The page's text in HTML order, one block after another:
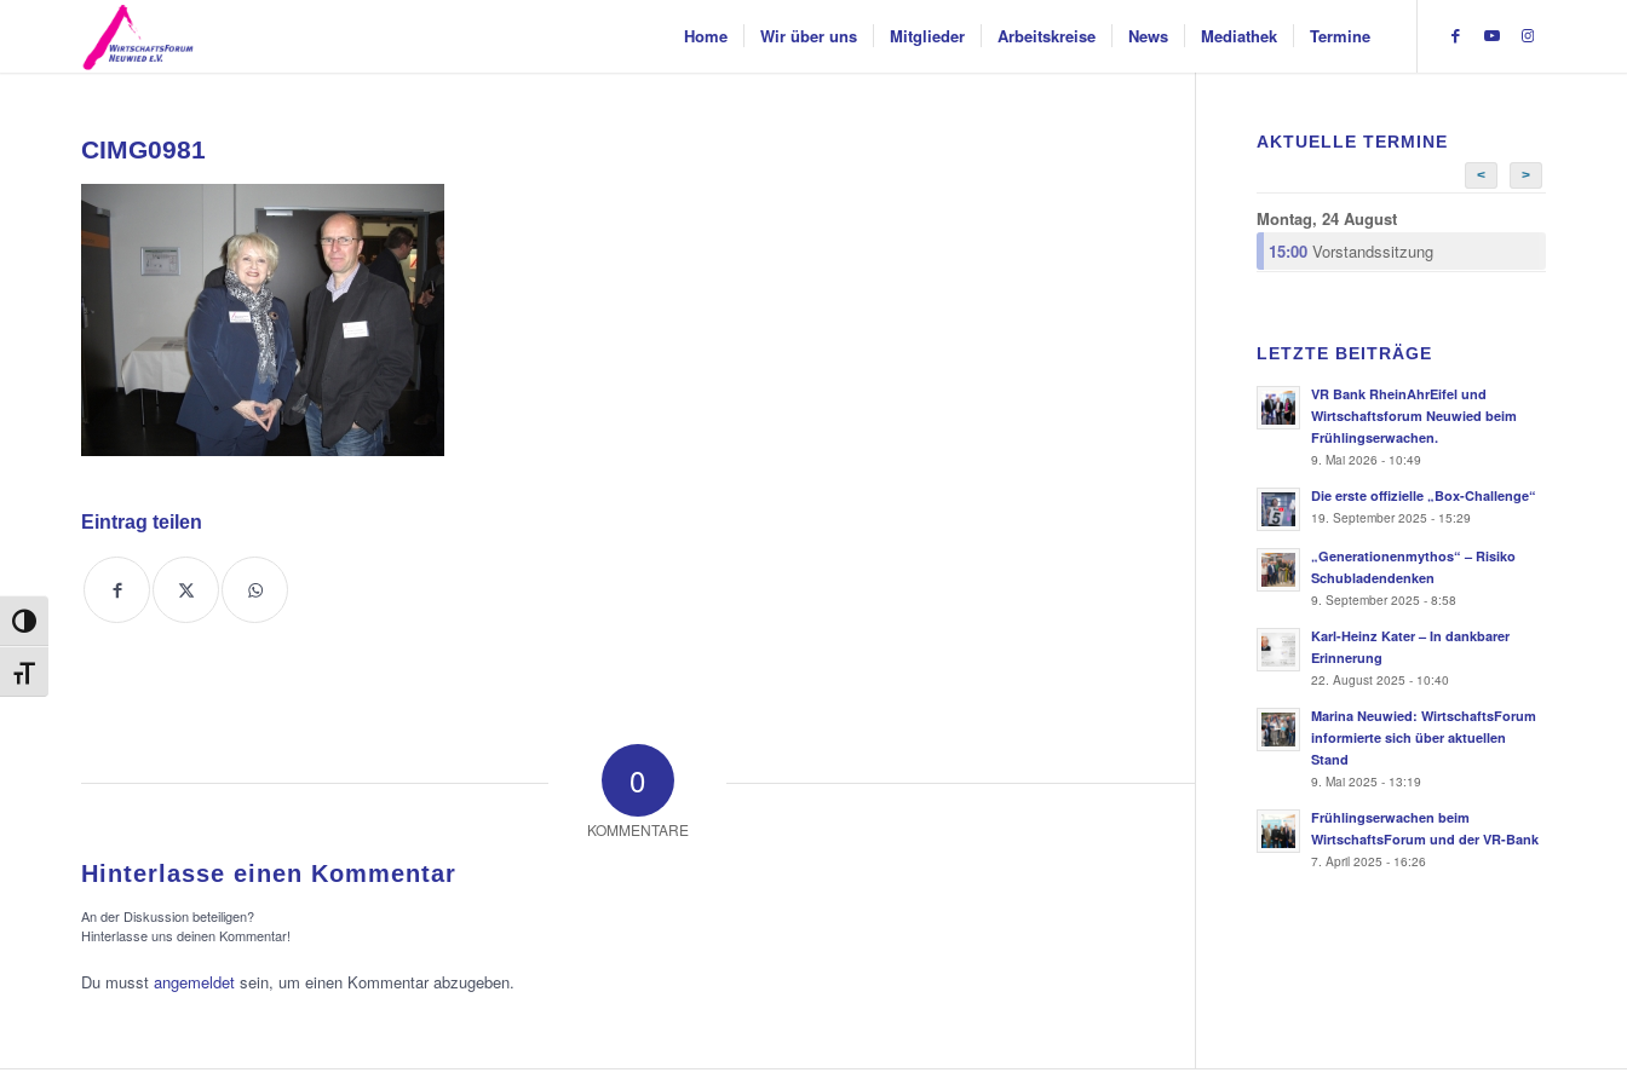
Umschalten auf hohe Kontraste
Schrift vergrößern
Home Wir über uns Mitglieder Arbeitskreise News Mediathek Termine
CIMG0981
Eintrag teilen
0
KOMMENTARE
Hinterlasse einen Kommentar
An der Diskussion beteiligen?
Hinterlasse uns deinen Kommentar!
Du musst angemeldet sein, um einen Kommentar abzugeben.
AKTUELLE TERMINE
< >
Montag, 24 August
15:00 Vorstandssitzung
LETZTE BEITRÄGE
VR Bank RheinAhrEifel und
Wirtschaftsforum Neuwied beim
Frühlingserwachen.
9. Mai 2026 - 10:49
Die erste offizielle „Box-Challenge“
19. September 2025 - 15:29
„Generationenmythos“ – Risiko
Schubladendenken
9. September 2025 - 8:58
Karl-Heinz Kater – In dankbarer
Erinnerung
22. August 2025 - 10:40
Marina Neuwied: WirtschaftsForum
informierte sich über aktuellen
Stand
9. Mai 2025 - 13:19
Frühlingserwachen beim
WirtschaftsForum und der VR-Bank
7. April 2025 - 16:26